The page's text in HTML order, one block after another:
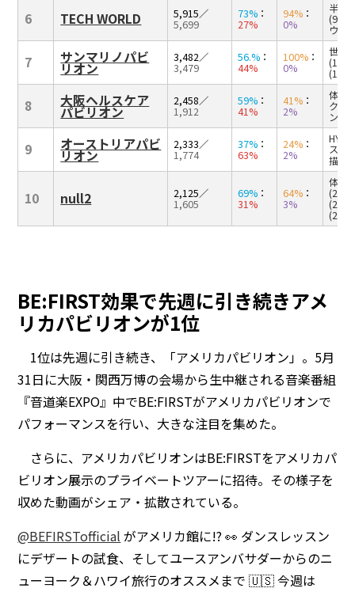
6 TECH WORLD 5,915／
5,699
73%：
27%
94%：
0%
半導
ウー
7 サンマリノパビ
リオン
3,482／
3,479
56.%：
44%
100%：
0%
世界
8 大阪ヘルスケア
パビリオン
2,458／
1,912
59%：
41%
41%：
2%
体験
クシ
ン
9 オーストリアパビ
リオン
2,333／
1,774
37%：
63%
24%：
2% スト
描き
10 null2 2,125／
1,605
69%：
31%
64%：
3%
体験
(21%)
BE:FIRST効果で先週に引き続きアメ
リカパビリオンが1位
1位は先週に引き続き、「アメリカパビリオン」。5月
31日に大阪・関西万博の会場から生中継される音楽番組
『音道楽EXPO』中でBE:FIRSTがアメリカパビリオンで
パフォーマンスを行い、大きな注目を集めた。
さらに、アメリカパビリオンはBE:FIRSTをアメリカパ
ビリオン展示のプライベートツアーに招待。その様子を
収めた動画がシェア・拡散されている。
@BEFIRSTofficial がアメリカ館に!? 👀 ダンスレッスン
にデザートの試食、そしてユースアンバサダーからのニ
ューヨーク＆ハワイ旅行のオススメまで 🇺🇸 今週は